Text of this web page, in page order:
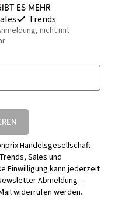
es mehr
Trends
nicht mit
Handelsgesellschaft
Sales und
Einwilligung kann jederzeit
Abmeldung -
widerrufen werden.